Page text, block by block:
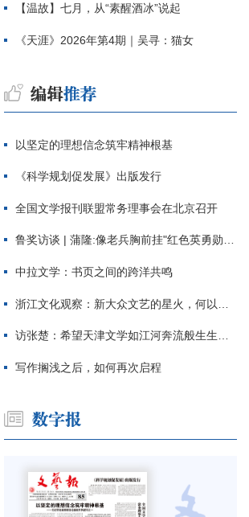
【温故】七月，从“素醒酒冰”说起
《天涯》2026年第4期｜吴寻：猫女
以坚定的理想信念筑牢精神根基
《科学规划促发展》出版发行
全国文学报刊联盟常务理事会在北京召开
鲁奖访谈 | 蒲隆:像老兵胸前挂"红色英勇勋章"
中拉文学：书页之间的跨洋共鸣
浙江文化观察：新大众文艺的星火，何以燎原？
访张楚：希望天津文学如江河奔流般生生不息
写作搁浅之后，如何再次启程